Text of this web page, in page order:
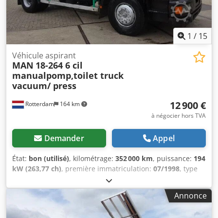
Andre pour plus d'informations.
1 / 15
Rotterdam 164 km
Véhicule aspirant
MAN 18-264 6 cil
manualpomp,toilet truck
vacuum/ press
12 900 €
à négocier hors TVA
Demander Appel
État: bon (utilisé), kilométrage: 352 000 km, puissance: 194
kW (263,77 ch), première immatriculation: 07/1998, type
, configuration d'essieux:
carburant:diesel, couleur:orange, suspension:acier,
longueur totale:7 100 mm , largeur totale: 2 500 mm ,
hauteur totale:
, volume de l'espace de
Annonce